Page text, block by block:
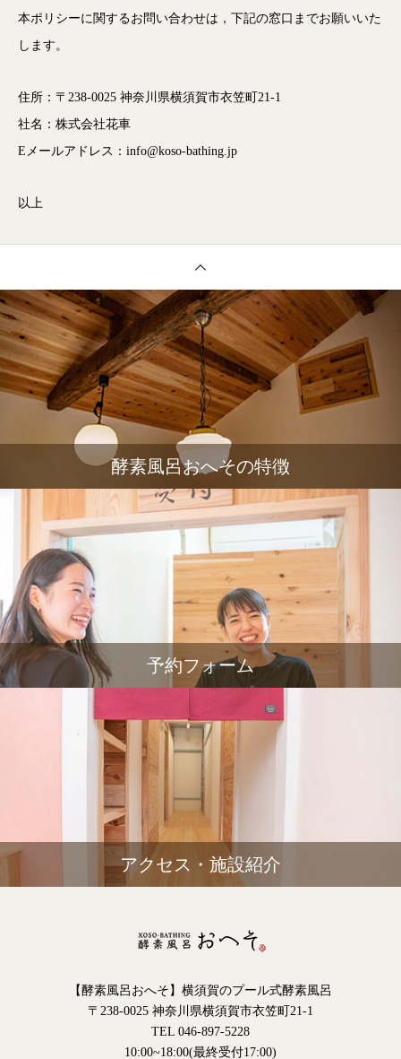
本ポリシーに関するお問い合わせは，下記の窓口までお願いいた
します。
住所：〒238-0025 神奈川県横須賀市衣笠町21-1
社名：株式会社花車
Eメールアドレス：info@koso-bathing.jp
以上
酵素風呂おへその特徴
予約フォーム
アクセス・施設紹介
【酵素風呂おへそ】横須賀のプール式酵素風呂
〒238-0025 神奈川県横須賀市衣笠町21-1
TEL 046-897-5228
10:00~18:00(最終受付17:00)